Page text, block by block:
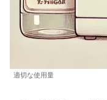
適切な使用量